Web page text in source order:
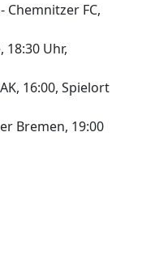
Chemnitzer FC,
18:30 Uhr,
16:00, Spielort
Bremen, 19:00